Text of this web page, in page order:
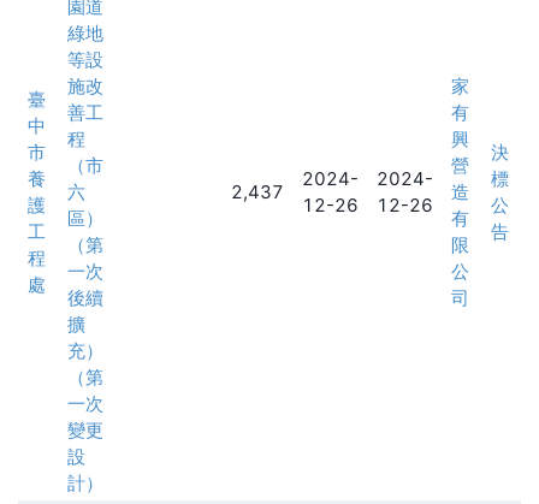
臺
中
市
養
護
工
程
處
園道
綠地
等設
施改
善工
程
（市
六
區）
（第
一次
後續
擴
充）
（第
一次
變更
設
計）
2,437
2024-
12-26
2024-
12-26
家
有
興
營
造
有
限
公
司
決
標
公
告